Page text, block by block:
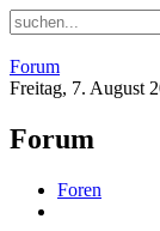
Forum
Freitag, 7. August
Forum
Foren